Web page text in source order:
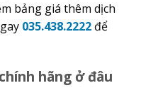
bảng giá thêm dịch
035.438.2222 để
hãng ở đâu